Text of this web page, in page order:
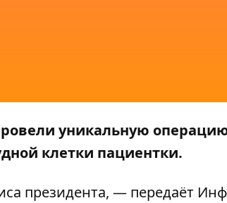
уникальную
клетки пациентки.
президента, — передаёт